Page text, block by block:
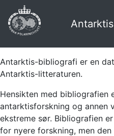
Antarktis-bibliografi er en
Antarktis-litteraturen.
Hensikten med bibliografien
antarktisforskning og annen
ekstreme sør. Bibliografien
for nyere forskning, men